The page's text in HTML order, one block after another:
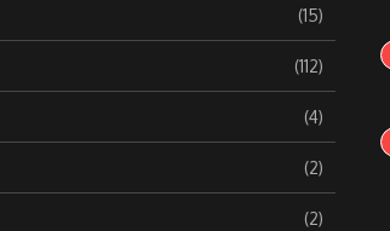
(15)
(112)
(4)
(2)
(2)